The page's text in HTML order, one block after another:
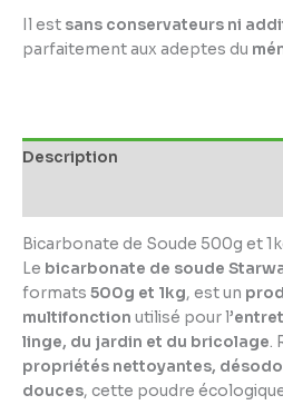
Il est sans conservateurs ni
parfaitement aux adeptes du
Description
Bicarbonate de Soude 500g et
Le bicarbonate de soude
formats 500g et 1kg, est un
multifonction utilisé pour l’
linge, du jardin et du bricolage.
propriétés nettoyantes,
douces, cette poudre